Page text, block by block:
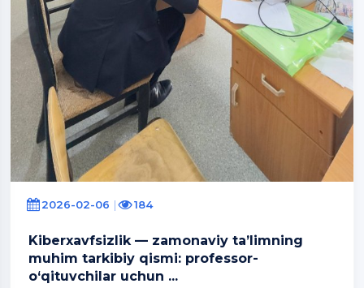
2026-02-06 184
Kiberxavfsizlik — zamonaviy ta’limning
muhim tarkibiy qismi: professor-
o‘qituvchilar uchun ...